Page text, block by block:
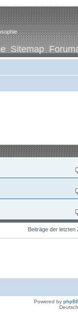
Sitemap
Beiträge der letzten
Powered by